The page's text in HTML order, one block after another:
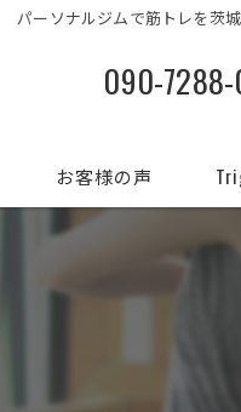
パーソナルジムで筋トレを茨
090-
お客様の声
ダ